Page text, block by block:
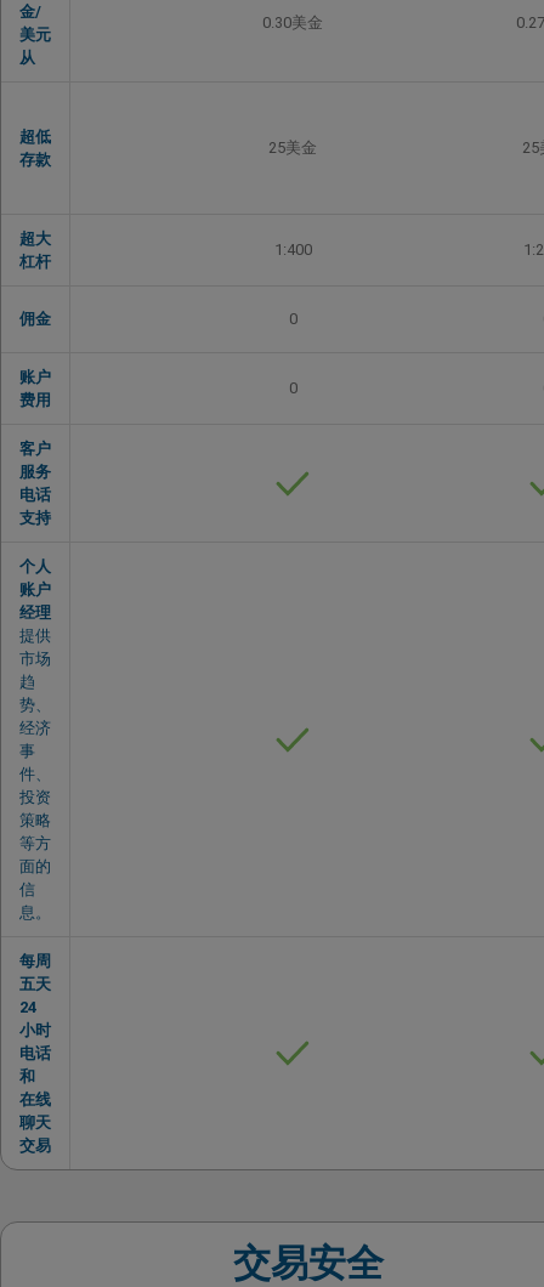
金/
美元
从
0.30美金
超低
存款
25美金 25
超大
杠杆
1:400
佣金 0
账户
费用
0
客户
服务
电话
支持
个人
账户
经理
提供
市场
趋
势、
经济
事
件、
投资
策略
等方
面的
信
息。
每周
五天
24
小时
电话
和
在线
聊天
交易
交易安全